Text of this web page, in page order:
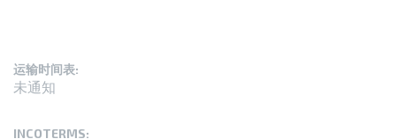
运输时间表:
未通知
INCOTERMS: